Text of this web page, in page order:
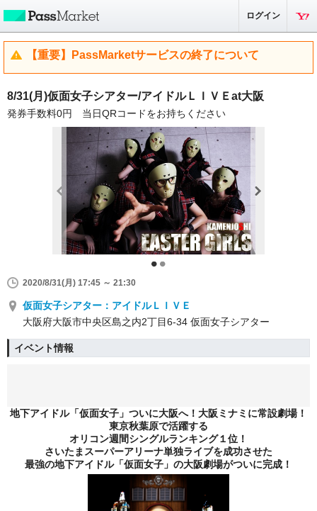
ログイン
【重要】PassMarketサービスの終了について
8/31(月)仮面女子シアター/アイドルＬＩＶＥat大阪
発券手数料0円 当日QRコードをお持ちください
2020/8/31(月) 17:45 ～ 21:30
仮面女子シアター：アイドルＬＩＶＥ
大阪府大阪市中央区島之内2丁目6-34 仮面女子シアター
イベント情報
地下アイドル「仮面女子」ついに大阪へ！大阪ミナミに常設劇場！
東京秋葉原で活躍する
オリコン週間シングルランキング１位！
さいたまスーパーアリーナ単独ライブを成功させた
最強の地下アイドル「仮面女子」の大阪劇場がついに完成！